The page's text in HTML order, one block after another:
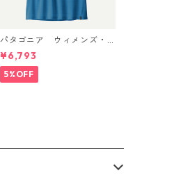
パタゴニア ウィメンズ・
キャプリーン・クール・ウ
ルトラ・タンク Aquatic Blu
e - Light Aquatic Blue X-
¥6,793
5%OFF